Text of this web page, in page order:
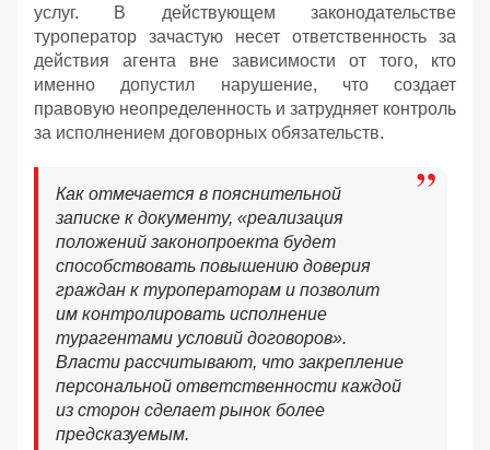
услуг. В действующем законодательстве
туроператор зачастую несет ответственность за
действия агента вне зависимости от того, кто
именно допустил нарушение, что создает
правовую неопределенность и затрудняет контроль
за исполнением договорных обязательств.
Как отмечается в пояснительной
записке к документу, «реализация
положений законопроекта будет
способствовать повышению доверия
граждан к туроператорам и позволит
им контролировать исполнение
турагентами условий договоров».
Власти рассчитывают, что закрепление
персональной ответственности каждой
из сторон сделает рынок более
предсказуемым.